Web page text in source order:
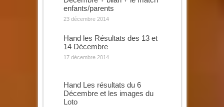
enfants/parents
23 décembre 2014
Hand les Résultats des 13 et
14 Décembre
17 décembre 2014
Hand Les résultats du 6
Décembre et les images du
Loto